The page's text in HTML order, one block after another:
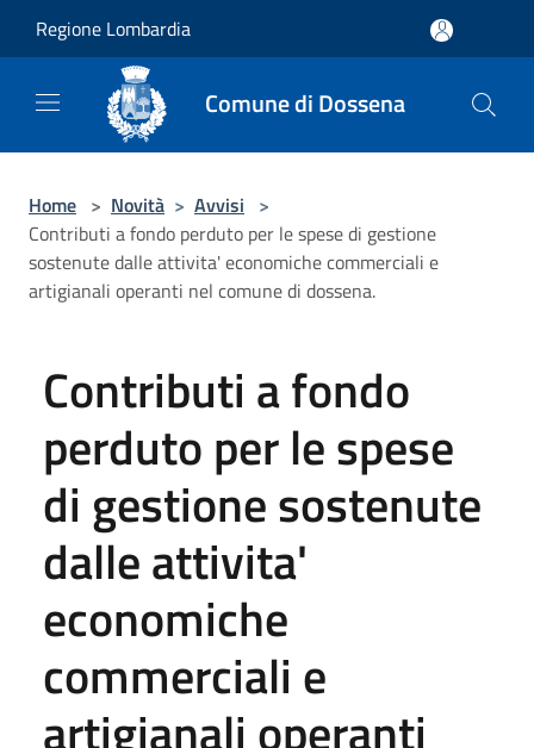
Regione Lombardia
Comune di Dossena
Home > Novità > Avvisi >
Contributi a fondo perduto per le spese di gestione
sostenute dalle attivita' economiche commerciali e
artigianali operanti nel comune di dossena.
Contributi a fondo
perduto per le spese
di gestione sostenute
dalle attivita'
economiche
commerciali e
artigianali operanti